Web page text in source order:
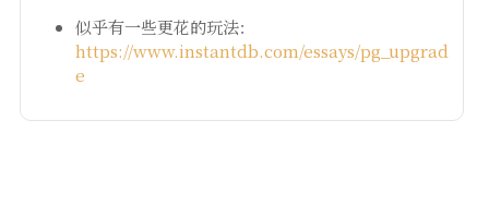
似乎有一些更花的玩法：
https://www.instantdb.com/essays/pg_upgrad
e